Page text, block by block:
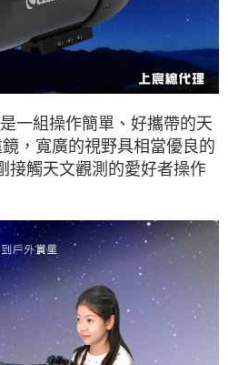
一組操作簡單、好攜帶的天
，寬廣的視野具相當優良的
接觸天文觀測的愛好者操作